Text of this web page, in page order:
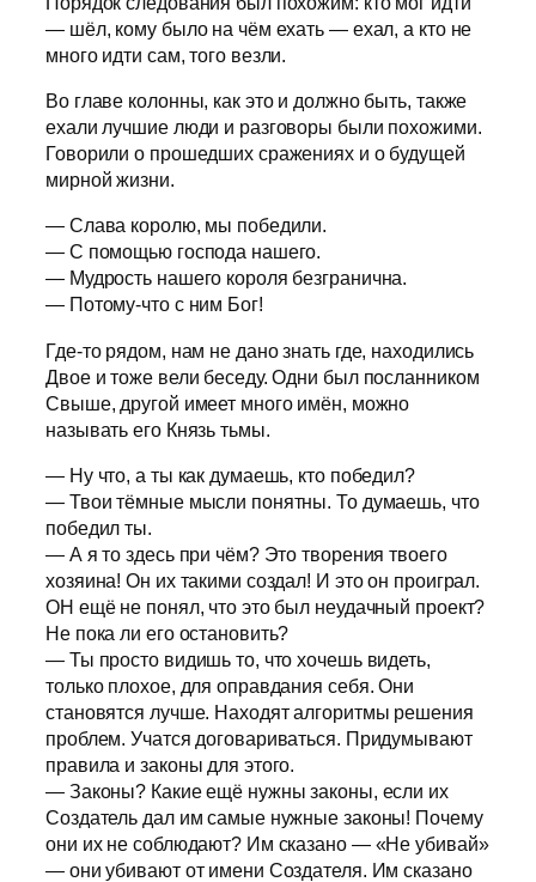
— шёл, кому было на чём ехать — ехал, а кто не
много идти сам, того везли.
Во главе колонны, как это и должно быть, также
ехали лучшие люди и разговоры были похожими.
Говорили о прошедших сражениях и о будущей
мирной жизни.
— Слава королю, мы победили.
— С помощью господа нашего.
— Мудрость нашего короля безгранична.
— Потому-что с ним Бог!
Где-то рядом, нам не дано знать где, находились
Двое и тоже вели беседу. Одни был посланником
Свыше, другой имеет много имён, можно
называть его Князь тьмы.
— Ну что, а ты как думаешь, кто победил?
— Твои тёмные мысли понятны. То думаешь, что
победил ты.
— А я то здесь при чём? Это творения твоего
хозяина! Он их такими создал! И это он проиграл.
ОН ещё не понял, что это был неудачный проект?
Не пока ли его остановить?
— Ты просто видишь то, что хочешь видеть,
только плохое, для оправдания себя. Они
становятся лучше. Находят алгоритмы решения
проблем. Учатся договариваться. Придумывают
правила и законы для этого.
— Законы? Какие ещё нужны законы, если их
Создатель дал им самые нужные законы! Почему
они их не соблюдают? Им сказано — «Не убивай»
— они убивают от имени Создателя. Им сказано